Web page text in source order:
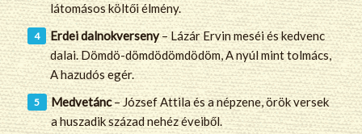
látomásos költői élmény.
Erdei dalnokverseny– Lázár Ervin meséi és kedvenc
dalai. Dömdö-dömdödömdödöm, A nyúl mint tolmács,
A hazudós egér.
Medvetánc– József Attila és a népzene, örök versek
a huszadik század nehéz éveiből.